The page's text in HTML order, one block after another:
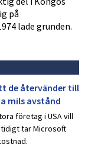
på
lade grunden.
de återvänder till
mils avstånd
företag i USA vill
tar Microsoft